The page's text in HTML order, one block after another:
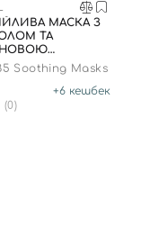
МАСКА З
ТА
1 ШТ
Soothing Masks
+6 кешбек
(0)
ви
mail